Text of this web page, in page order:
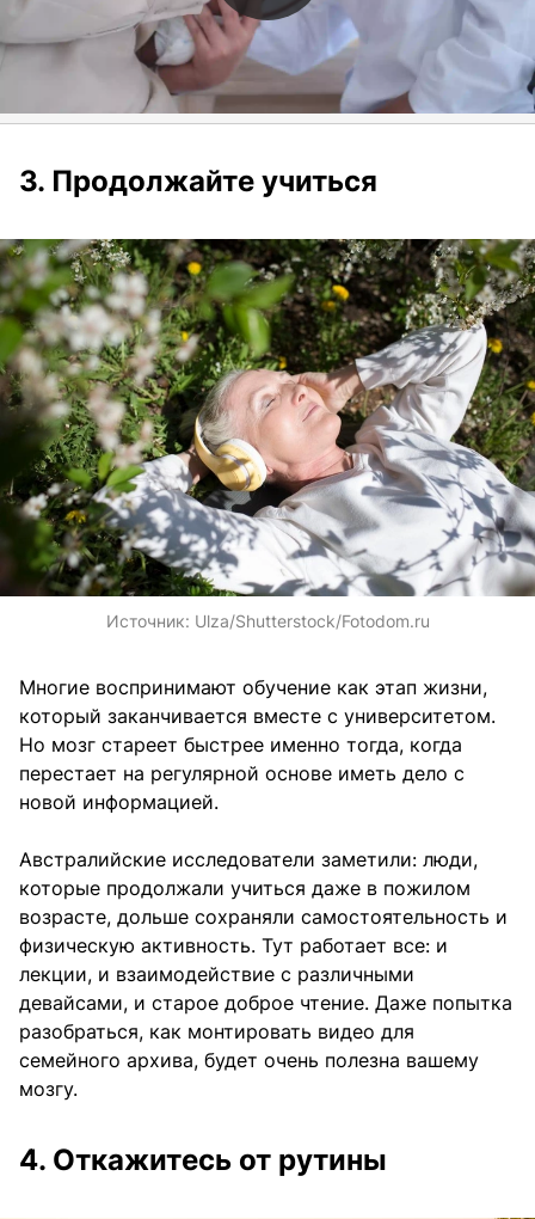
3. Продолжайте учиться
Источник: Ulza/Shutterstock/Fotodom.ru
Многие воспринимают обучение как этап жизни,
который заканчивается вместе с университетом.
Но мозг стареет быстрее именно тогда, когда
перестает на регулярной основе иметь дело с
новой информацией.
Австралийские исследователи заметили: люди,
которые продолжали учиться даже в пожилом
возрасте, дольше сохраняли самостоятельность и
физическую активность. Тут работает все: и
лекции, и взаимодействие с различными
девайсами, и старое доброе чтение. Даже попытка
разобраться, как монтировать видео для
семейного архива, будет очень полезна вашему
мозгу.
4. Откажитесь от рутины